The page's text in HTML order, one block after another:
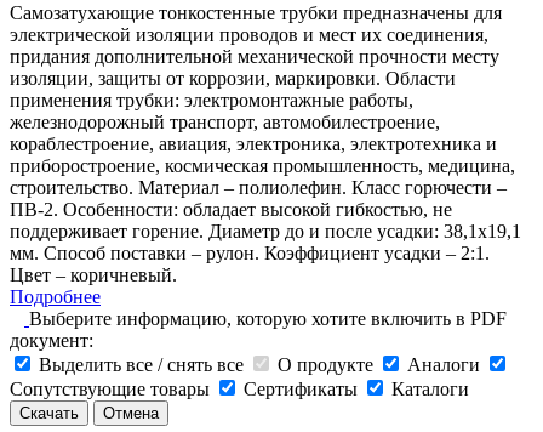
Самозатухающие тонкостенные трубки предназначены для
электрической изоляции проводов и мест их соединения,
придания дополнительной механической прочности месту
изоляции, защиты от коррозии, маркировки. Области
применения трубки: электромонтажные работы,
железнодорожный транспорт, автомобилестроение,
кораблестроение, авиация, электроника, электротехника и
приборостроение, космическая промышленность, медицина,
строительство. Материал – полиолефин. Класс горючести –
ПВ-2. Особенности: обладает высокой гибкостью, не
поддерживает горение. Диаметр до и после усадки: 38,1х19,1
мм. Способ поставки – рулон. Коэффициент усадки – 2:1.
Цвет – коричневый.
Подробнее
Выберите информацию, которую хотите включить в PDF
документ:
Выделить все / снять все
О продукте
Аналоги
Сопутствующие товары
Сертификаты Каталоги
Скачать Отмена